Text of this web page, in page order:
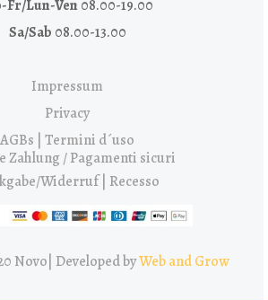
Fr/Lun-Ven 08.00-19.00
Sa/Sab 08.00-13.00
Impressum
Privacy
AGBs | Termini d´uso
Zahlung / Pagamenti sicuri
Widerruf | Recesso
Novo| Developed byWeb and Grow